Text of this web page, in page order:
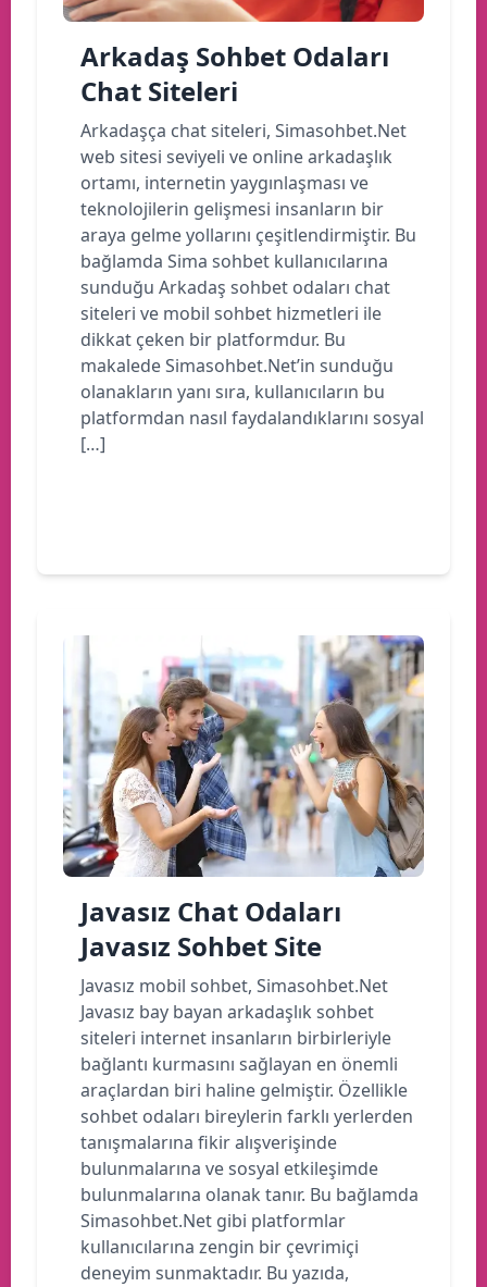
Arkadaş Sohbet Odaları
Chat Siteleri
Arkadaşça chat siteleri, Simasohbet.Net
web sitesi seviyeli ve online arkadaşlık
ortamı, internetin yaygınlaşması ve
teknolojilerin gelişmesi insanların bir
araya gelme yollarını çeşitlendirmiştir. Bu
bağlamda Sima sohbet kullanıcılarına
sunduğu Arkadaş sohbet odaları chat
siteleri ve mobil sohbet hizmetleri ile
dikkat çeken bir platformdur. Bu
makalede Simasohbet.Net’in sunduğu
olanakların yanı sıra, kullanıcıların bu
platformdan nasıl faydalandıklarını sosyal
[…]
Javasız Chat Odaları
Javasız Sohbet Site
Javasız mobil sohbet, Simasohbet.Net
Javasız bay bayan arkadaşlık sohbet
siteleri internet insanların birbirleriyle
bağlantı kurmasını sağlayan en önemli
araçlardan biri haline gelmiştir. Özellikle
sohbet odaları bireylerin farklı yerlerden
tanışmalarına fikir alışverişinde
bulunmalarına ve sosyal etkileşimde
bulunmalarına olanak tanır. Bu bağlamda
Simasohbet.Net gibi platformlar
kullanıcılarına zengin bir çevrimiçi
deneyim sunmaktadır. Bu yazıda,